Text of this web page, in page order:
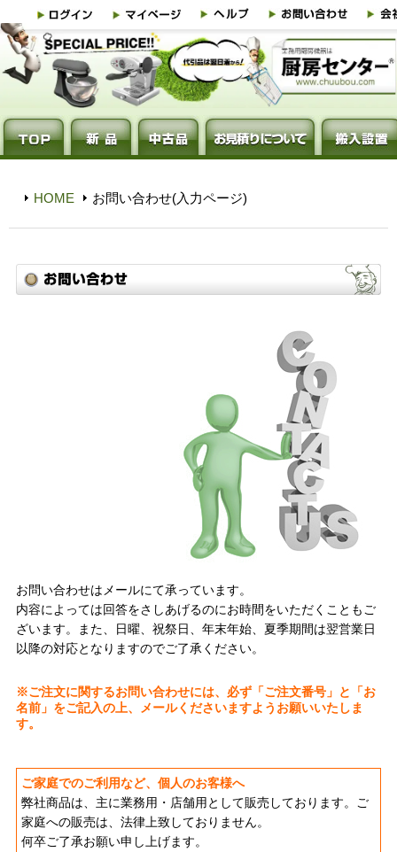
HOME お問い合わせ(入力ページ)
お問い合わせはメールにて承っています。
内容によっては回答をさしあげるのにお時間をいただくこともご
ざいます。また、日曜、祝祭日、年末年始、夏季期間は翌営業日
以降の対応となりますのでご了承ください。
※ご注文に関するお問い合わせには、必ず「ご注文番号」と「お
名前」をご記入の上、メールくださいますようお願いいたしま
す。
ご家庭でのご利用など、個人のお客様へ
弊社商品は、主に業務用・店舗用として販売しております。ご
家庭への販売は、法律上致しておりません。
何卒ご了承お願い申し上げます。